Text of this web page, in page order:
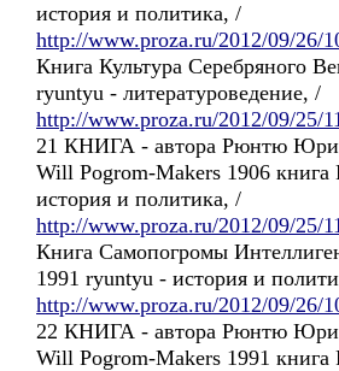
история и политика, /
http://www.proza.ru/2012/09/26/
Книга Культура Серебряного
ryuntyu - литературоведение, /
http://www.proza.ru/2012/09/25/
21 КНИГА - автора Рюнтю Юри
Will Pogrom-Makers 1906 книга
история и политика, /
http://www.proza.ru/2012/09/25/
Книга Cамопогромы
1991 ryuntyu - история и
http://www.proza.ru/2012/09/26/
22 КНИГА - автора Рюнтю Юри
Will Pogrom-Makers 1991 книга